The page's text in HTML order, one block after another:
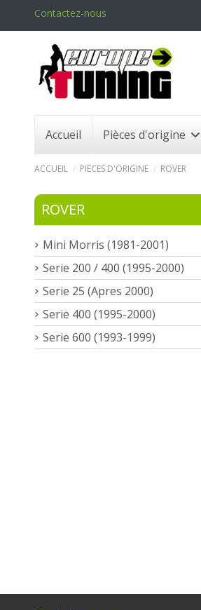
Contactez-nous
Accueil Pièces d'origine
ACCUEIL PIECES D'ORIGINE ROVER
ROVER
Mini Morris (1981-2001)
Serie 200 / 400 (1995-2000)
Serie 25 (Apres 2000)
Serie 400 (1995-2000)
Serie 600 (1993-1999)